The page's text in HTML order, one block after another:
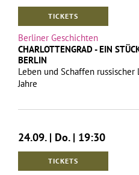
TICKETS
Berliner Geschichten
CHARLOTTENGRAD - EIN
BERLIN
Leben und Schaffen
Jahre
24.09. | Do. | 19:30
TICKETS